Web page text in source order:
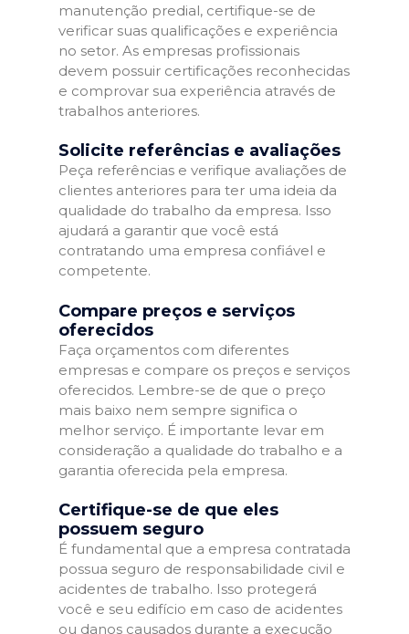
manutenção predial, certifique-se de
verificar suas qualificações e experiência
no setor. As empresas profissionais
devem possuir certificações reconhecidas
e comprovar sua experiência através de
trabalhos anteriores.
Solicite referências e avaliações
Peça referências e verifique avaliações de
clientes anteriores para ter uma ideia da
qualidade do trabalho da empresa. Isso
ajudará a garantir que você está
contratando uma empresa confiável e
competente.
Compare preços e serviços
oferecidos
Faça orçamentos com diferentes
empresas e compare os preços e serviços
oferecidos. Lembre-se de que o preço
mais baixo nem sempre significa o
melhor serviço. É importante levar em
consideração a qualidade do trabalho e a
garantia oferecida pela empresa.
Certifique-se de que eles
possuem seguro
É fundamental que a empresa contratada
possua seguro de responsabilidade civil e
acidentes de trabalho. Isso protegerá
você e seu edifício em caso de acidentes
ou danos causados durante a execução